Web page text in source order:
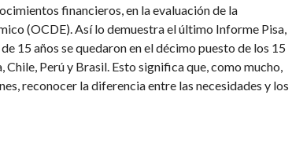
financieros, en la evaluación de la
(OCDE). Así lo demuestra el último Informe Pisa,
15 años se quedaron en el décimo puesto de los 15
Perú y Brasil. Esto significa que, como mucho,
reconocer la diferencia entre las necesidades y los